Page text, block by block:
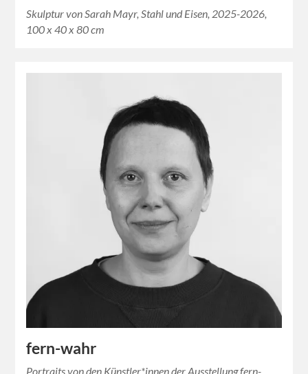
Skulptur von Sarah Mayr, Stahl und Eisen, 2025-2026,
100 x 40 x 80 cm
fern-wahr
Portraits von den Künstler*innen der Ausstellung fern-